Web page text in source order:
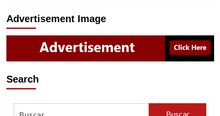
Ya
hay
reservaciones,
se
prevén
al
hoteles
Advertisement Image
Search